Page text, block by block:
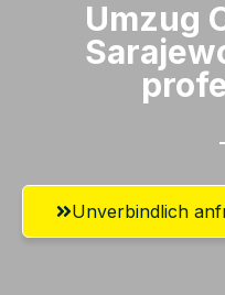
Umzug
Unverbindlich